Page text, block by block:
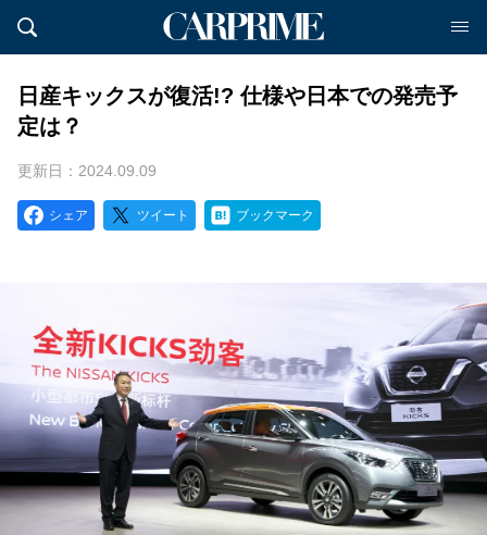
日産キックスが復活!? 仕様や日本での発売予
定は？
更新日：2024.09.09
シェア ツイート ブックマーク